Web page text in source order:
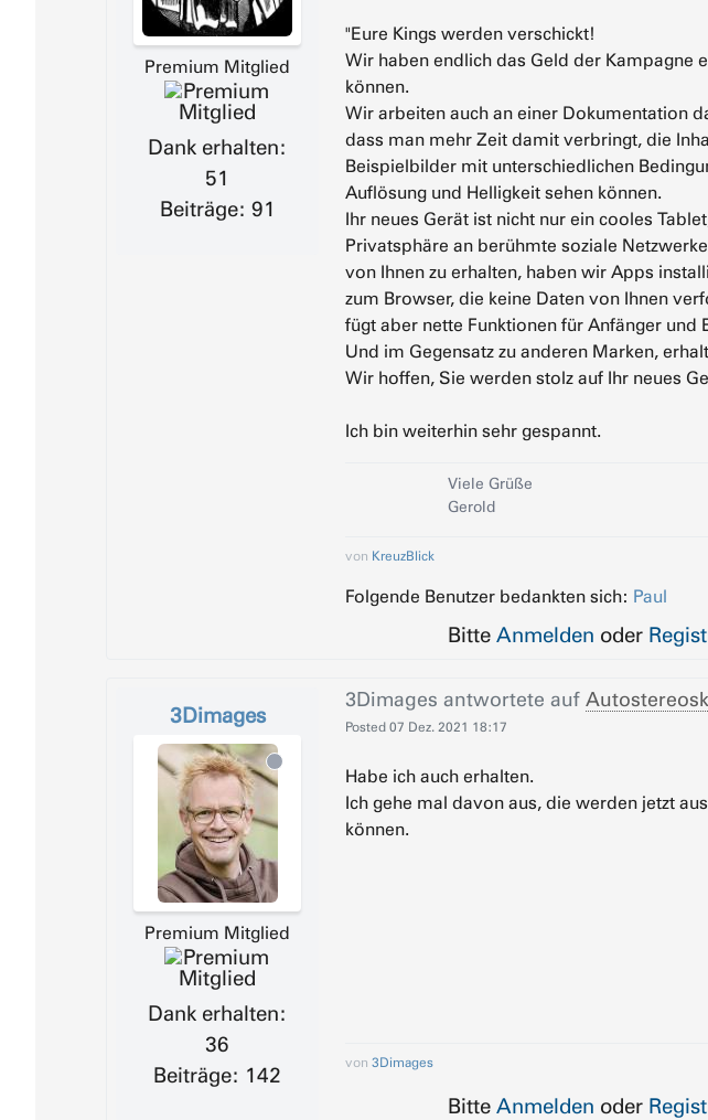
Premium Mitglied
Dank erhalten:
51
Beiträge: 91
"Eure Kings werden verschickt!
Wir haben endlich das Geld der Kampagne
können.
Wir arbeiten auch an einer Dokumentation
dass man mehr Zeit damit verbringt, die
Beispielbilder mit unterschiedlichen
Auflösung und Helligkeit sehen können.
Ihr neues Gerät ist nicht nur ein cooles
Privatsphäre an berühmte soziale
von Ihnen zu erhalten, haben wir Apps
zum Browser, die keine Daten von Ihnen
fügt aber nette Funktionen für Anfänger
Und im Gegensatz zu anderen Marken,
Wir hoffen, Sie werden stolz auf Ihr neues
Ich bin weiterhin sehr gespannt.
Viele Grüße
Gerold
von KreuzBlick
Folgende Benutzer bedankten sich: Paul
Bitte Anmelden oder
3Dimages
Premium Mitglied
Dank erhalten:
36
Beiträge: 142
3Dimages antwortete auf
Posted 07 Dez. 2021 18:17
Habe ich auch erhalten.
Ich gehe mal davon aus, die werden jetzt
können.
von 3Dimages
Bitte Anmelden oder